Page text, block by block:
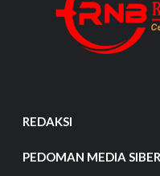
REDAKSI
PEDOMAN MEDIA SIBER